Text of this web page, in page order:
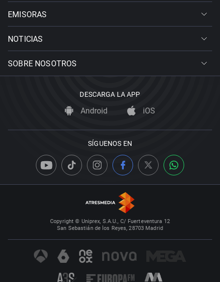
EMISORAS
NOTICIAS
SOBRE NOSOTROS
DESCARGA LA APP
Android iOS
SÍGUENOS EN
Copyright © Uniprex, S.A.U., C/ Fuerteventura 12
San Sebastián de los Reyes, 28703 Madrid